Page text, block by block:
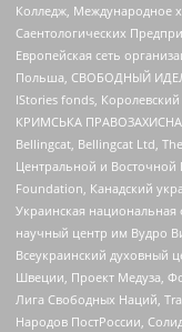
Колледж, Международное
Саентологических
Европейская сеть
Польша, СВОБОДНЫЙ
IStories fonds,
КРИМСЬКА ПРАВОЗАХИСНА
Bellingcat, Bellingcat Ltd,
Центральной и
Foundation, Канадский
Украинская
научный центр им Вудро
Всеукраинский духовный
Швеции, Проект Медуза,
Лига Свободных Наций,
Народов ПостРоссии,